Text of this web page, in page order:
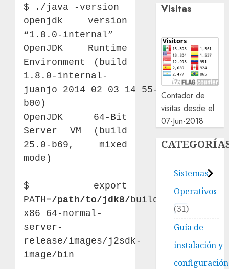
$ ./java -version
openjdk version
“1.8.0-internal”
OpenJDK Runtime
Environment (build
1.8.0-internal-
juanjo_2014_02_03_14_55-
b00)
OpenJDK 64-Bit
Server VM (build
25.0-b69, mixed
mode)
$ export
PATH=/path/to/jdk8/build/linux-
x86_64-normal-
server-
release/images/j2sdk-
image/bin
Visitas
Contador de
visitas desde el
07-Jun-2018
Sistemas
Operativos
31
Guía de
instalación y
configuración